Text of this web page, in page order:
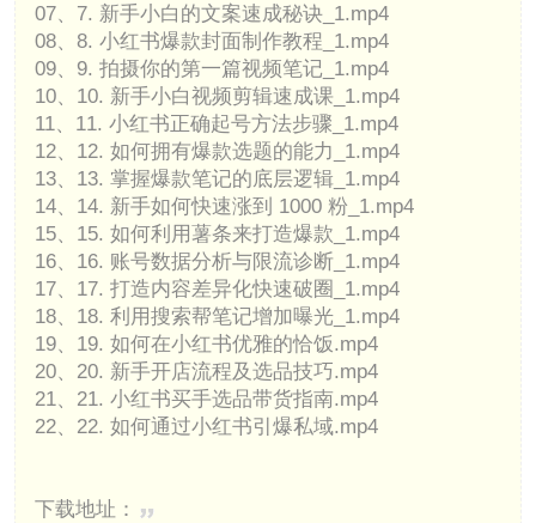
07、7. 新手小白的文案速成秘诀_1.mp4
08、8. 小红书爆款封面制作教程_1.mp4
09、9. 拍摄你的第一篇视频笔记_1.mp4
10、10. 新手小白视频剪辑速成课_1.mp4
11、11. 小红书正确起号方法步骤_1.mp4
12、12. 如何拥有爆款选题的能力_1.mp4
13、13. 掌握爆款笔记的底层逻辑_1.mp4
14、14. 新手如何快速涨到 1000 粉_1.mp4
15、15. 如何利用薯条来打造爆款_1.mp4
16、16. 账号数据分析与限流诊断_1.mp4
17、17. 打造内容差异化快速破圈_1.mp4
18、18. 利用搜索帮笔记增加曝光_1.mp4
19、19. 如何在小红书优雅的恰饭.mp4
20、20. 新手开店流程及选品技巧.mp4
21、21. 小红书买手选品带货指南.mp4
22、22. 如何通过小红书引爆私域.mp4
下载地址：